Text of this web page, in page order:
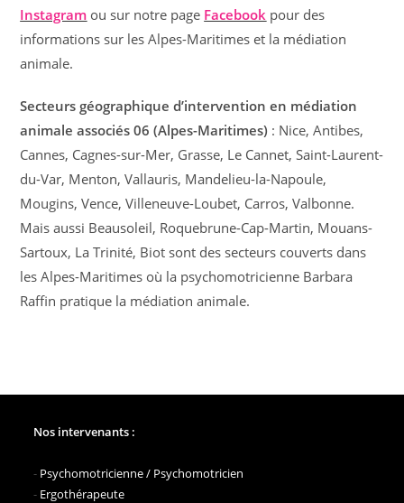
Instagram ou sur notre page Facebook pour des
informations sur les Alpes-Maritimes et la médiation
animale.
Secteurs géographique d’intervention en médiation
animale associés 06 (Alpes-Maritimes) : Nice, Antibes,
Cannes, Cagnes-sur-Mer, Grasse, Le Cannet, Saint-Laurent-
du-Var, Menton, Vallauris, Mandelieu-la-Napoule,
Mougins, Vence, Villeneuve-Loubet, Carros, Valbonne.
Mais aussi Beausoleil, Roquebrune-Cap-Martin, Mouans-
Sartoux, La Trinité, Biot sont des secteurs couverts dans
les Alpes-Maritimes où la psychomotricienne Barbara
Raffin pratique la médiation animale.
Nos intervenants :
- Psychomotricienne / Psychomotricien
- Ergothérapeute